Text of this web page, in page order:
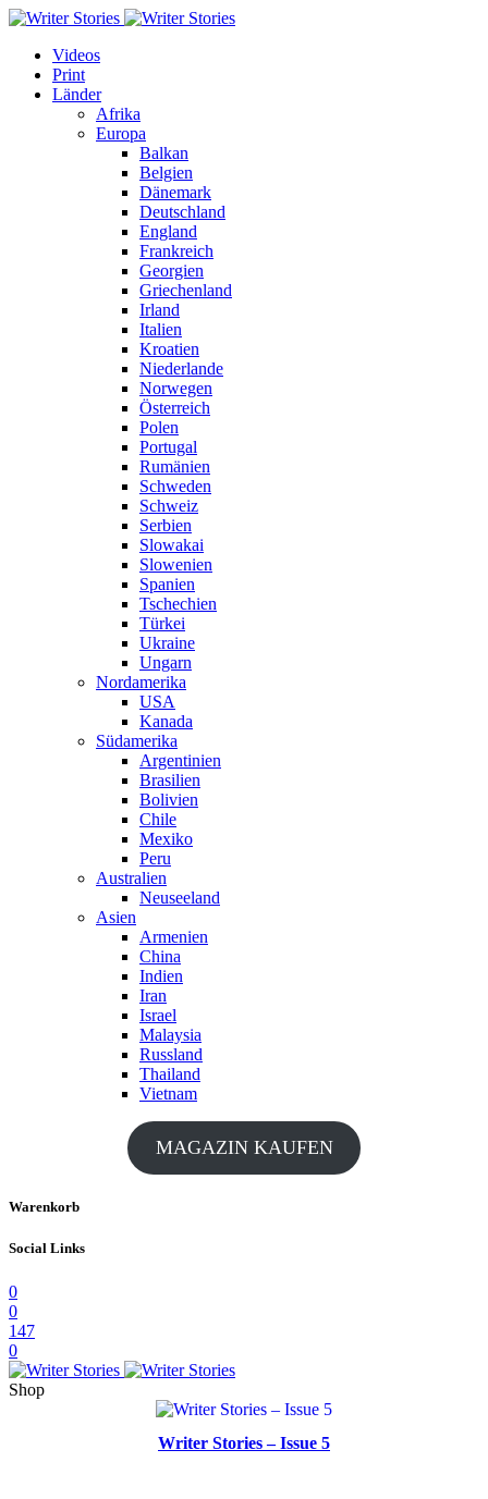
Videos
Print
Länder
Afrika
Europa
Balkan
Belgien
Dänemark
Deutschland
England
Frankreich
Georgien
Griechenland
Irland
Italien
Kroatien
Niederlande
Norwegen
Österreich
Polen
Portugal
Rumänien
Schweden
Schweiz
Serbien
Slowakai
Slowenien
Spanien
Tschechien
Türkei
Ukraine
Ungarn
Nordamerika
USA
Kanada
Südamerika
Argentinien
Brasilien
Bolivien
Chile
Mexiko
Peru
Australien
Neuseeland
Asien
Armenien
China
Indien
Iran
Israel
Malaysia
Russland
Thailand
Vietnam
MAGAZIN KAUFEN
Warenkorb
Social Links
0
0
147
0
Shop
Writer Stories – Issue 5